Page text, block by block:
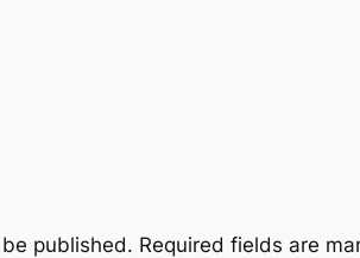
published. Required fields are